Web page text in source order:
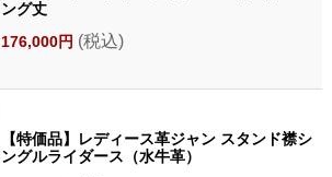
ング丈
176,000円 (税込)
【特価品】レディース革ジャン スタンド襟シ
ングルライダース（水牛革）